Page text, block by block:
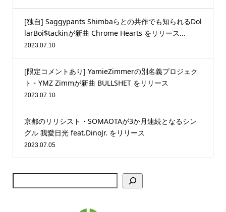
[独自] Saggypants Shimbaらとの共作でも知られるDol
larBoi$tackinが新曲 Chrome Hearts をリリース...
2023.07.10
[限定コメントあり] YamieZimmerの別名義プロジェク
ト・YMZ Zimmが新曲 BULLSHET をリリース
2023.07.10
京都のリリシスト・SOMAOTAが3か月連続となるシン
グル 我愛日光 feat.DinoJr. をリリース
2023.07.05